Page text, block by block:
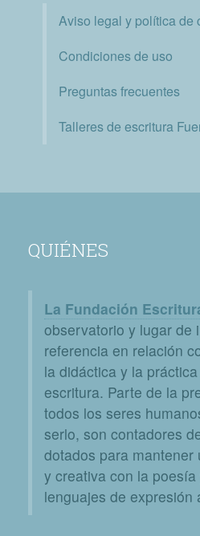
Aviso legal y política de
Condiciones de uso
Preguntas frecuentes
Talleres de escritura
QUIÉNES
La Fundación
observatorio y lugar de
referencia en relación
la didáctica y la
escritura. Parte de la
todos los seres
serlo, son contadores
dotados para mantener
y creativa con la
lenguajes de expresión